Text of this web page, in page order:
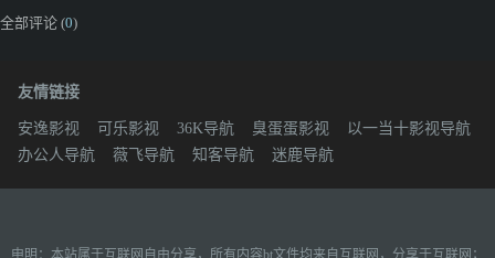
全部评论 (0)
友情链接
安逸影视 可乐影视 36K导航 臭蛋蛋影视
以一当十影视导航
办公人导航
薇飞导航 知客导航 迷鹿导航
申明：本站属于互联网自由分享，所有内容bt文件均来自互联网，分享于互联网；